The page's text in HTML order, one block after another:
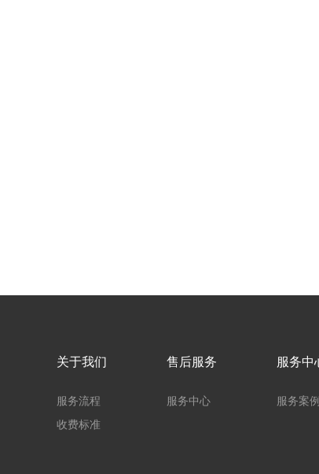
关于我们
服务流程
收费标准
售后服务
服务中心
服务中
服务案例